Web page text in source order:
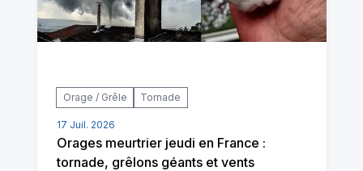
Orage / Grêle Tornade
17 Juil. 2026
Orages meurtrier jeudi en France :
tornade, grêlons géants et vents